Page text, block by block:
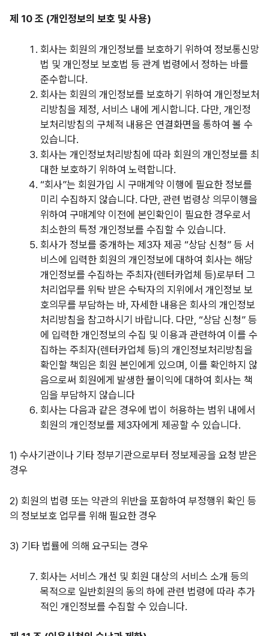
제 10 조 (개인정보의 보호 및 사용)
회사는 회원의 개인정보를 보호하기 위하여 정보통신망
법 및 개인정보 보호법 등 관계 법령에서 정하는 바를
준수합니다.
회사는 회원의 개인정보를 보호하기 위하여 개인정보처
리방침을 제정, 서비스 내에 게시합니다. 다만, 개인정
보처리방침의 구체적 내용은 연결화면을 통하여 볼 수
있습니다.
회사는 개인정보처리방침에 따라 회원의 개인정보를 최
대한 보호하기 위하여 노력합니다.
“회사”는 회원가입 시 구매계약 이행에 필요한 정보를
미리 수집하지 않습니다. 다만, 관련 법령상 의무이행을
위하여 구매계약 이전에 본인확인이 필요한 경우로서
최소한의 특정 개인정보를 수집할 수 있습니다.
회사가 정보를 중개하는 제3자 제공 “상담 신청” 등 서
비스에 입력한 회원의 개인정보에 대하여 회사는 해당
개인정보를 수집하는 주최자(렌터카업체 등)로부터 그
처리업무를 위탁 받은 수탁자의 지위에서 개인정보 보
호의무를 부담하는 바, 자세한 내용은 회사의 개인정보
처리방침을 참고하시기 바랍니다. 다만, “상담 신청” 등
에 입력한 개인정보의 수집 및 이용과 관련하여 이를 수
집하는 주최자(렌터카업체 등)의 개인정보처리방침을
확인할 책임은 회원 본인에게 있으며, 이를 확인하지 않
음으로써 회원에게 발생한 불이익에 대하여 회사는 책
임을 부담하지 않습니다
회사는 다음과 같은 경우에 법이 허용하는 범위 내에서
회원의 개인정보를 제3자에게 제공할 수 있습니다.
1) 수사기관이나 기타 정부기관으로부터 정보제공을 요청 받은
경우
2) 회원의 법령 또는 약관의 위반을 포함하여 부정행위 확인 등
의 정보보호 업무를 위해 필요한 경우
3) 기타 법률에 의해 요구되는 경우
회사는 서비스 개선 및 회원 대상의 서비스 소개 등의
목적으로 일반회원의 동의 하에 관련 법령에 따라 추가
적인 개인정보를 수집할 수 있습니다.